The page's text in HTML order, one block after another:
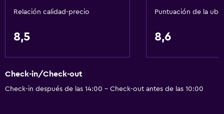
Tetera
Tostadora
Comedor
Relación calidad-precio
8,5
Puntuación de la
8,6
Check-in/Check-out
Check-in después de las 14:00 - Check-out antes de las 10:00